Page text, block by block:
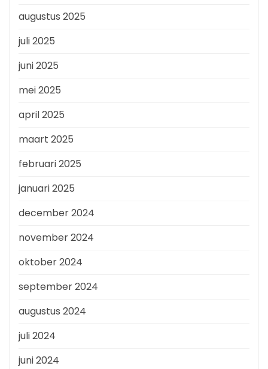
augustus 2025
juli 2025
juni 2025
mei 2025
april 2025
maart 2025
februari 2025
januari 2025
december 2024
november 2024
oktober 2024
september 2024
augustus 2024
juli 2024
juni 2024